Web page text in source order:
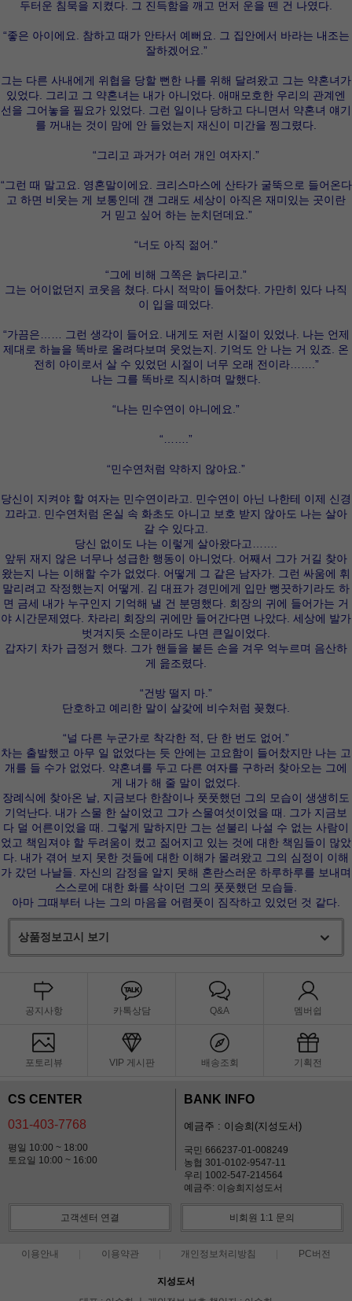
두터운 침묵을 지켰다. 그 진득함을 깨고 먼저 운을 뗀 건 나였다.
“좋은 아이에요. 참하고 때가 안타서 예뻐요. 그 집안에서 바라는 내조는
잘하겠어요.”
그는 다른 사내에게 위협을 당할 뻔한 나를 위해 달려왔고 그는 약혼녀가
있었다. 그리고 그 약혼녀는 내가 아니었다. 애매모호한 우리의 관계엔
선을 그어놓을 필요가 있었다. 그런 일이나 당하고 다니면서 약혼녀 얘기
를 꺼내는 것이 맘에 안 들었는지 재신이 미간을 찡그렸다.
“그리고 과거가 여러 개인 여자지.”
“그런 때 말고요. 영혼말이에요. 크리스마스에 산타가 굴뚝으로 들어온다
고 하면 비웃는 게 보통인데 걘 그래도 세상이 아직은 재미있는 곳이란
거 믿고 싶어 하는 눈치던데요.”
“너도 아직 젊어.”
“그에 비해 그쪽은 늙다리고.”
그는 어이없던지 코웃음 쳤다. 다시 적막이 들어찼다. 가만히 있다 나직
이 입을 떼었다.
“가끔은…… 그런 생각이 들어요. 내게도 저런 시절이 있었나. 나는 언제
제대로 하늘을 똑바로 올려다보며 웃었는지. 기억도 안 나는 거 있죠. 온
전히 아이로서 살 수 있었던 시절이 너무 오래 전이라…….”
나는 그를 똑바로 직시하며 말했다.
“나는 민수연이 아니에요.”
“…….”
“민수연처럼 약하지 않아요.”
당신이 지켜야 할 여자는 민수연이라고. 민수연이 아닌 나한테 이제 신경
끄라고. 민수연처럼 온실 속 화초도 아니고 보호 받지 않아도 나는 살아
갈 수 있다고.
당신 없이도 나는 이렇게 살아왔다고…….
앞뒤 재지 않은 너무나 성급한 행동이 아니었다. 어째서 그가 거길 찾아
왔는지 나는 이해할 수가 없었다. 어떻게 그 같은 남자가. 그런 싸움에 휘
말리려고 작정했는지 어떻게. 김 대표가 경민에게 입만 뻥끗하기라도 하
면 금세 내가 누구인지 기억해 낼 건 분명했다. 회장의 귀에 들어가는 거
야 시간문제였다. 차라리 회장의 귀에만 들어간다면 나았다. 세상에 발가
벗겨지듯 소문이라도 나면 큰일이었다.
갑자기 차가 급정거 했다. 그가 핸들을 붙든 손을 겨우 억누르며 음산하
게 읊조렸다.
“건방 떨지 마.”
단호하고 예리한 말이 살갗에 비수처럼 꽂혔다.
“널 다른 누군가로 착각한 적, 단 한 번도 없어.”
차는 출발했고 아무 일 없었다는 듯 안에는 고요함이 들어찼지만 나는 고
개를 들 수가 없었다. 약혼녀를 두고 다른 여자를 구하러 찾아오는 그에
게 내가 해 줄 말이 없었다.
장례식에 찾아온 날, 지금보다 한참이나 풋풋했던 그의 모습이 생생히도
기억난다. 내가 스물 한 살이었고 그가 스물여섯이었을 때. 그가 지금보
다 덜 어른이었을 때. 그렇게 말하지만 그는 섣불리 나설 수 없는 사람이
었고 책임져야 할 두려움이 컸고 짊어지고 있는 것에 대한 책임들이 많았
다. 내가 겪어 보지 못한 것들에 대한 이해가 몰려왔고 그의 심정이 이해
가 갔던 나날들. 자신의 감정을 알지 못해 혼란스러운 하루하루를 보내며
스스로에 대한 화를 삭이던 그의 풋풋했던 모습들.
아마 그때부터 나는 그의 마음을 어렴풋이 짐작하고 있었던 것 같다.
상품정보고시 보기
공지사항 카톡상담 Q&A 멤버쉽
포토리뷰 VIP 게시판 배송조회 기획전
CS CENTER
031-403-7768
평일 10:00 ~ 18:00
토요일 10:00 ~ 16:00
BANK INFO
예금주 : 이승희(지성도서)
국민 666237-01-008249
농협 301-0102-9547-11
우리 1002-547-214564
예금주: 이승희지성도서
고객센터 연결 비회원 1:1 문의
이용안내 이용약관 개인정보처리방침 PC버전
지성도서